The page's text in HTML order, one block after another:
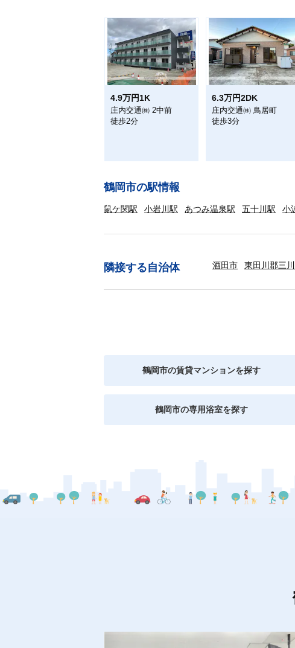
4.9万円1K
庄内交通㈱ 2中前
徒歩2分
6.3万円2DK
庄内交通㈱ 鳥居町
徒歩3分
鶴岡市の駅情報
鼠ケ関駅 小岩川駅 あつみ温泉駅 五十川駅 小
隣接する自治体 酒田市 東田川郡三
鶴岡市の賃貸マンションを探す
鶴岡市の専用浴室を探す